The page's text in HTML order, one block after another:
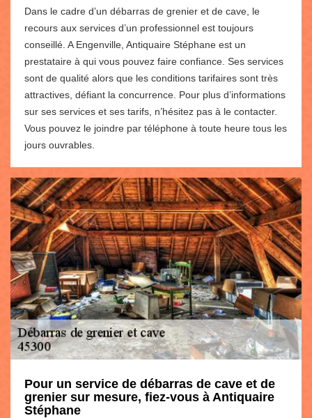
Dans le cadre d’un débarras de grenier et de cave, le
recours aux services d’un professionnel est toujours
conseillé. A Engenville, Antiquaire Stéphane est un
prestataire à qui vous pouvez faire confiance. Ses services
sont de qualité alors que les conditions tarifaires sont très
attractives, défiant la concurrence. Pour plus d’informations
sur ses services et ses tarifs, n’hésitez pas à le contacter.
Vous pouvez le joindre par téléphone à toute heure tous les
jours ouvrables.
Pour un service de débarras de cave et de
grenier sur mesure, fiez-vous à Antiquaire
Stéphane